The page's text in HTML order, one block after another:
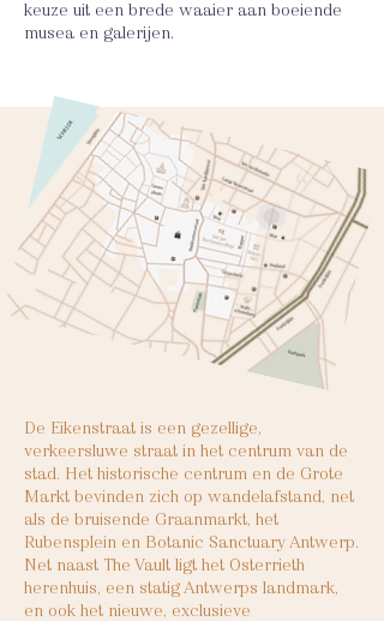
keuze uit een brede waaier aan boeiende
musea en galerijen.
De Eikenstraat is een gezellige,
verkeersluwe straat in het centrum van de
stad. Het historische centrum en de Grote
Markt bevinden zich op wandelafstand, net
als de bruisende Graanmarkt, het
Rubensplein en Botanic Sanctuary Antwerp.
Net naast The Vault ligt het Osterrieth
herenhuis, een statig Antwerps landmark,
en ook het nieuwe, exclusieve